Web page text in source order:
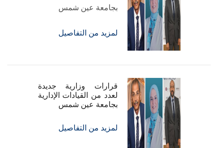
بجامعة عين شمس
لمزيد من التفاصيل
قرارات وزارية جديدة
لعدد من القيادات الإدارية
بجامعة عين شمس
لمزيد من التفاصيل